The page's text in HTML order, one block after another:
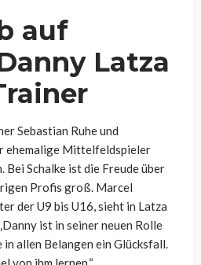
auf
Latza
Sebastian Ruhe und
ehemalige Mittelfeldspieler
Schalke ist die Freude über
Profis groß. Marcel
der U9 bis U16, sieht in Latza
ist in seiner neuen Rolle
in allen Belangen ein Glücksfall.